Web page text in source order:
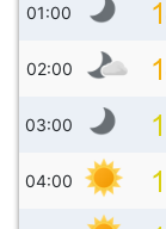
01:00
02:00
03:00
04:00